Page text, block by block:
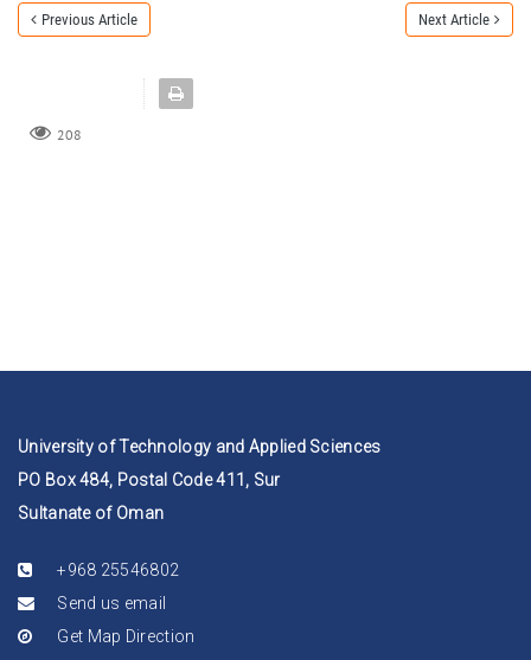
Previous Article Next Article
208
University of Technology and Applied Sciences
PO Box 484, Postal Code 411, Sur
Sultanate of Oman
+968 25546802
Send us email
Get Map Direction